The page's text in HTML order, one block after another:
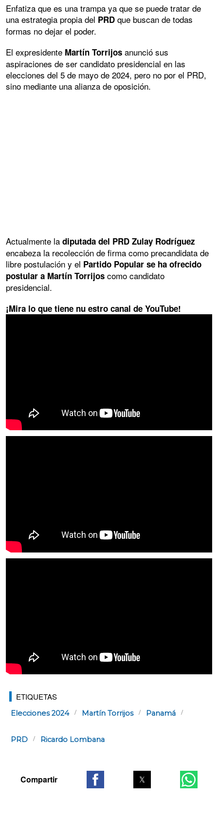
Enfatiza que es una trampa ya que se puede tratar de
una estrategia propia del PRD que buscan de todas
formas no dejar el poder.
El expresidente Martín Torrijos anunció sus
aspiraciones de ser candidato presidencial en las
elecciones del 5 de mayo de 2024, pero no por el PRD,
sino mediante una alianza de oposición.
Actualmente la diputada del PRD Zulay Rodríguez
encabeza la recolección de firma como precandidata de
libre postulación y el Partido Popular se ha ofrecido
postular a Martín Torrijos como candidato
presidencial.
¡Mira lo que tiene nu estro canal de YouTube!
ETIQUETAS
Elecciones 2024 Martín Torrijos Panamá
PRD Ricardo Lombana